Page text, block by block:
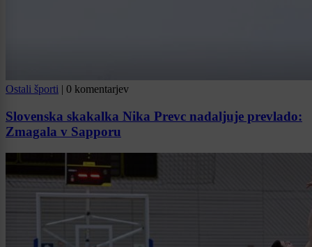
Ostali športi | 0 komentarjev
Slovenska skakalka Nika Prevc nadaljuje prevlado:
Zmagala v Sapporu